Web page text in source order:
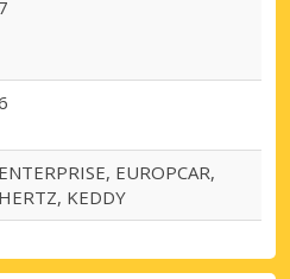
7
ENTERPRISE, EUROPCAR,
HERTZ, KEDDY